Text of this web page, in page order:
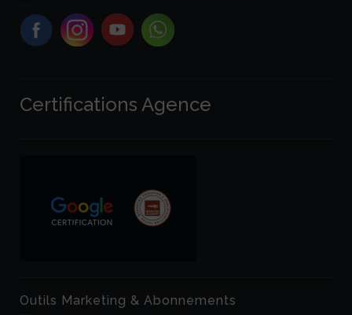
Certifications Agence
Outils Marketing & Abonnements